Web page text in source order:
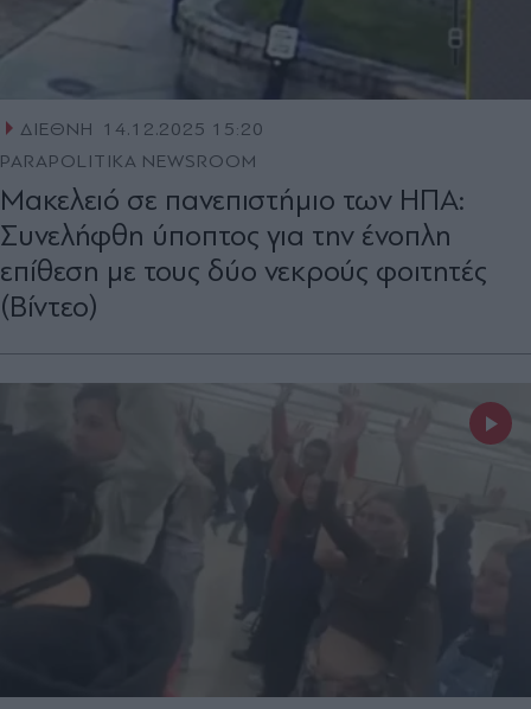
ΔΙΕΘΝΗ
14.12.2025 15:20
PARAPOLITIKA NEWSROOM
Μακελειό σε πανεπιστήμιο των ΗΠΑ:
Συνελήφθη ύποπτος για την ένοπλη
επίθεση με τους δύο νεκρούς φοιτητές
(Βίντεο)